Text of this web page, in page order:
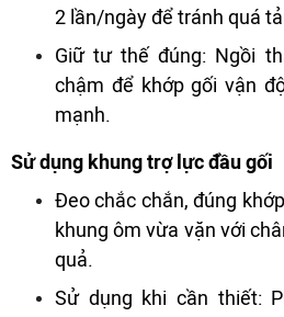
2 lần/ngày để tránh quá
Giữ tư thế đúng: Ngồi
chậm để khớp gối vận
mạnh.
Sử dụng khung trợ lực đầu gối
Đeo chắc chắn, đúng
khung ôm vừa vặn với
quả.
Sử dụng khi cần thiết: